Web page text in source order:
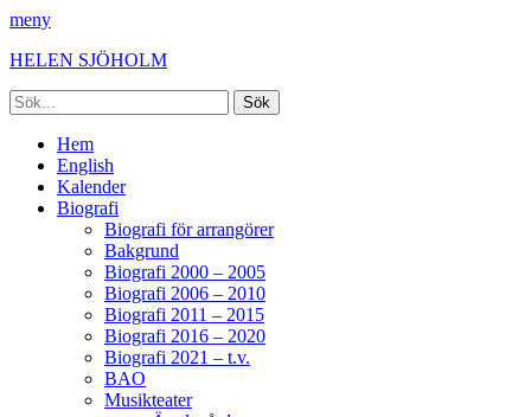
meny
HELEN SJÖHOLM
Sök
efter:
[label]
Primär
meny
Hoppa
innehåll
Hem
English
Kalender
Biografi
Biografi för arrangörer
Bakgrund
Biografi 2000 – 2005
Biografi 2006 – 2010
Biografi 2011 – 2015
Biografi 2016 – 2020
Biografi 2021 – t.v.
BAO
Musikteater